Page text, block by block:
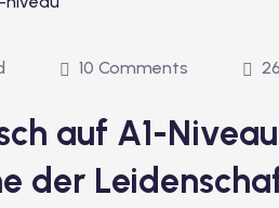
10 Comments
auf A1-
der